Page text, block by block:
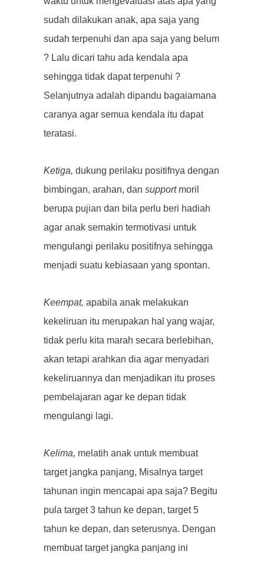
sudah dilakukan anak, apa saja yang
sudah terpenuhi dan apa saja yang belum
? Lalu dicari tahu ada kendala apa
sehingga tidak dapat terpenuhi ?
Selanjutnya adalah dipandu bagaiamana
caranya agar semua kendala itu dapat
teratasi.
Ketiga, dukung perilaku positifnya dengan
bimbingan, arahan, dan support moril
berupa pujian dan bila perlu beri hadiah
agar anak semakin termotivasi untuk
mengulangi perilaku positifnya sehingga
menjadi suatu kebiasaan yang spontan.
Keempat, apabila anak melakukan
kekeliruan itu merupakan hal yang wajar,
tidak perlu kita marah secara berlebihan,
akan tetapi arahkan dia agar menyadari
kekeliruannya dan menjadikan itu proses
pembelajaran agar ke depan tidak
mengulangi lagi.
Kelima, melatih anak untuk membuat
target jangka panjang, Misalnya target
tahunan ingin mencapai apa saja? Begitu
pula target 3 tahun ke depan, target 5
tahun ke depan, dan seterusnya. Dengan
membuat target jangka panjang ini